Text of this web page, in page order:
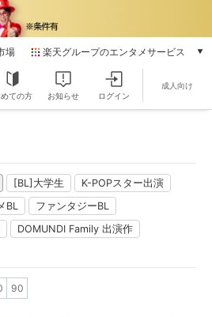
場 楽天グループのエンタメサービス
本/ゲーム/CD/DVD
雑誌読み放題
楽天マガジン
音楽配信
楽天ミュージック
動画配信
ての方 お知らせ ログイン
成人向け
[BL]大学生
K-POPスター出演
BL
ファンタジーBL
DOMUNDI Family 出演作
90